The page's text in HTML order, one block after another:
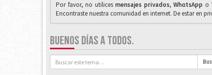
Por favor, no utilices mensajes privados,WhαtsApp o
Encontraste nuestra comunidad en internet. De estar en
BUENOS DÍAS A TODOS.